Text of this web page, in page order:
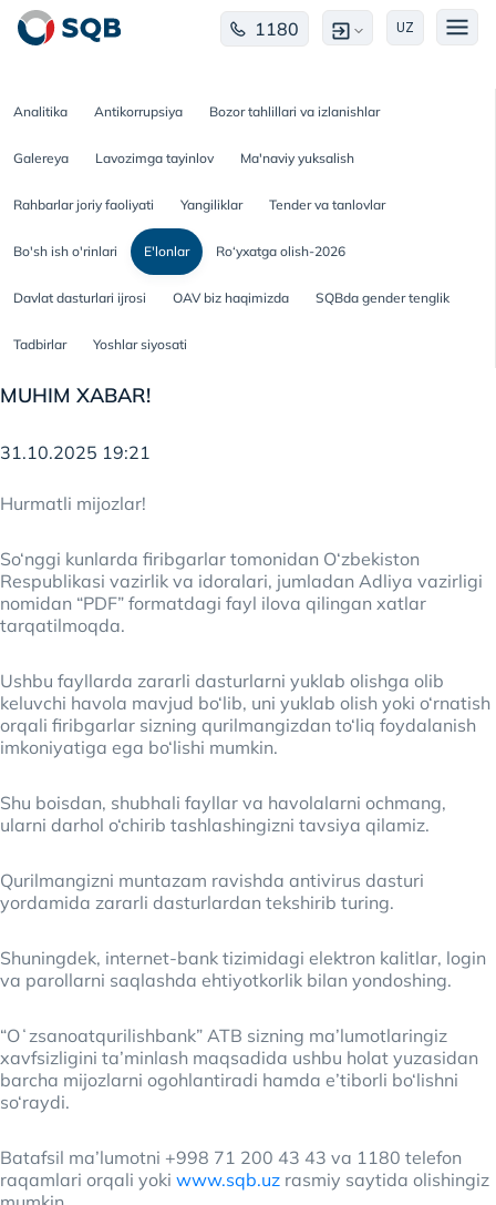
1180 UZ
Analitika Antikorrupsiya Bozor tahlillari va izlanishlar
Galereya Lavozimga tayinlov Ma'naviy yuksalish
Rahbarlar joriy faoliyati Yangiliklar Tender va tanlovlar
Bo'sh ish o'rinlari E'lonlar Ro‘yxatga olish-2026
Davlat dasturlari ijrosi OAV biz haqimizda SQBda gender tenglik
Tadbirlar Yoshlar siyosati
MUHIM XABAR!
31.10.2025 19:21
Hurmatli mijozlar!
So‘nggi kunlarda firibgarlar tomonidan O‘zbekiston
Respublikasi vazirlik va idoralari, jumladan Adliya vazirligi
nomidan “PDF” formatdagi fayl ilova qilingan xatlar
tarqatilmoqda.
Ushbu fayllarda zararli dasturlarni yuklab olishga olib
keluvchi havola mavjud bo‘lib, uni yuklab olish yoki o‘rnatish
orqali firibgarlar sizning qurilmangizdan to‘liq foydalanish
imkoniyatiga ega bo‘lishi mumkin.
Shu boisdan, shubhali fayllar va havolalarni ochmang,
ularni darhol o‘chirib tashlashingizni tavsiya qilamiz.
Qurilmangizni muntazam ravishda antivirus dasturi
yordamida zararli dasturlardan tekshirib turing.
Shuningdek, internet-bank tizimidagi elektron kalitlar, login
va parollarni saqlashda ehtiyotkorlik bilan yondoshing.
“Oʻzsanoatqurilishbank” ATB sizning ma’lumotlaringiz
xavfsizligini ta’minlash maqsadida ushbu holat yuzasidan
barcha mijozlarni ogohlantiradi hamda e’tiborli bo‘lishni
so‘raydi.
Batafsil ma’lumotni +998 71 200 43 43 va 1180 telefon
raqamlari orqali yoki www.sqb.uz rasmiy saytida olishingiz